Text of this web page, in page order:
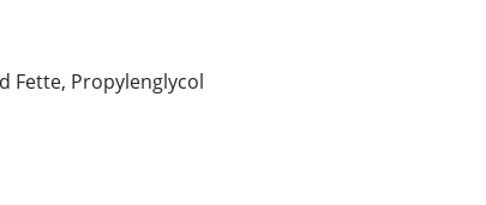
Fette, Propylenglycol